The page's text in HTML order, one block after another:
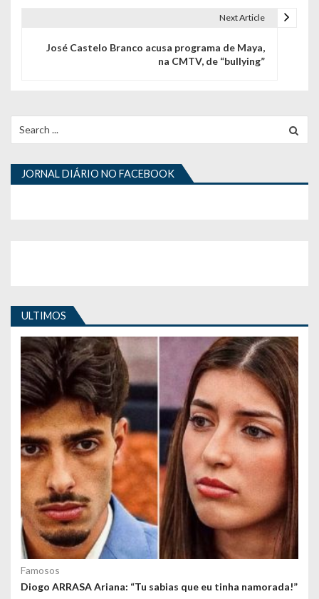
ã
o
d
i
g
o
s
Next Article
José Castelo Branco acusa programa de Maya,
na CMTV, de “bullying”
for:
JORNAL DIÁRIO NO FACEBOOK
ULTIMOS
Famosos
Diogo ARRASA Ariana: “Tu sabias que eu tinha namorada!”